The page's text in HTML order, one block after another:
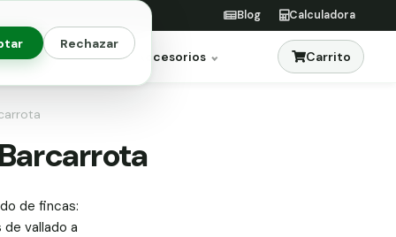
Rechazar
Blog Calculadora
Jardinería Accesorios Carrito
de fincas:
vallado a